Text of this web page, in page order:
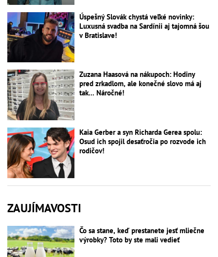
Úspešný Slovák chystá veľké novinky:
Luxusná svadba na Sardínii aj tajomná šou
v Bratislave!
Zuzana Haasová na nákupoch: Hodiny
pred zrkadlom, ale konečné slovo má aj
tak... Náročné!
Kaia Gerber a syn Richarda Gerea spolu:
Osud ich spojil desaťročia po rozvode ich
rodičov!
ZAUJÍMAVOSTI
Čo sa stane, keď prestanete jesť mliečne
výrobky? Toto by ste mali vedieť